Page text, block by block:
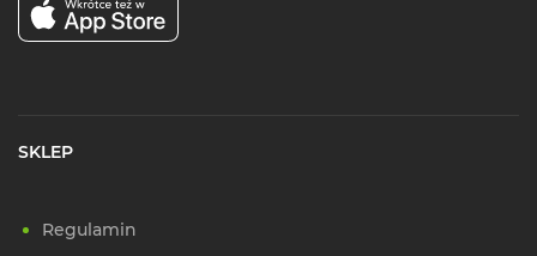
SKLEP
Regulamin